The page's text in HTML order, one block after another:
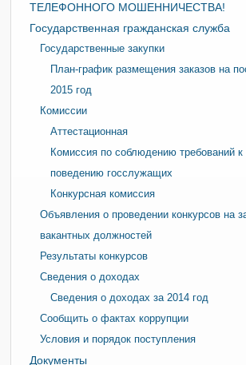
ТЕЛЕФОННОГО МОШЕННИЧЕСТВА!
Государственная гражданская служба
Государственные закупки
План-график размещения заказов на
2015 год
Комиссии
Аттестационная
Комиссия по соблюдению требований
поведению госслужащих
Конкурсная комиссия
Объявления о проведении конкурсов на
вакантных должностей
Результаты конкурсов
Сведения о доходах
Сведения о доходах за 2014 год
Сообщить о фактах коррупции
Условия и порядок поступления
Документы